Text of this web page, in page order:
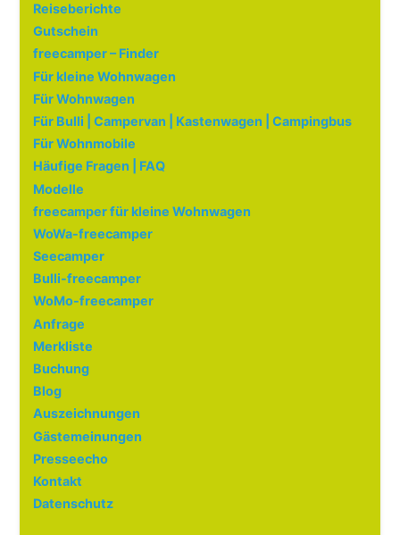
Reiseberichte
Gutschein
freecamper – Finder
Für kleine Wohnwagen
Für Wohnwagen
Für Bulli | Campervan | Kastenwagen | Campingbus
Für Wohnmobile
Häufige Fragen | FAQ
Modelle
freecamper für kleine Wohnwagen
WoWa-freecamper
Seecamper
Bulli-freecamper
WoMo-freecamper
Anfrage
Merkliste
Buchung
Blog
Auszeichnungen
Gästemeinungen
Presseecho
Kontakt
Datenschutz